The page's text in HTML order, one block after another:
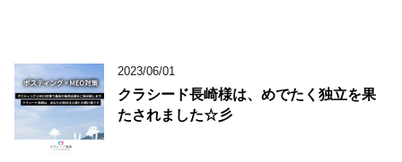
2023/06/01
クラシード長崎様は、めでたく独立を果
たされました☆彡